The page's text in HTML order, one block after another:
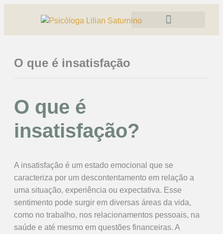
O que é insatisfação
O que é
insatisfação?
A insatisfação é um estado emocional que se
caracteriza por um descontentamento em relação a
uma situação, experiência ou expectativa. Esse
sentimento pode surgir em diversas áreas da vida,
como no trabalho, nos relacionamentos pessoais, na
saúde e até mesmo em questões financeiras. A